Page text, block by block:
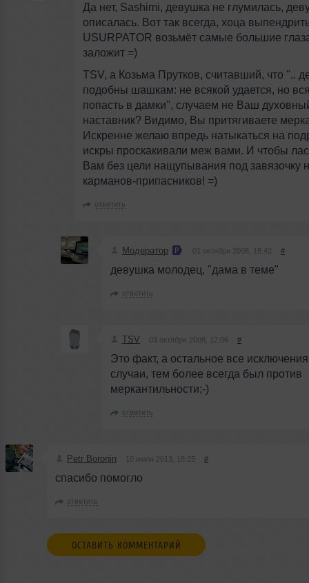
Да нет, Sashimi, девушка не глумилась,
описалась. Вот так всегда, хоца
USURPATOR возьмёт самые большие
заложит =)
TSV, а Козьма Прутков, считавший, что "..
подобны шашкам: не всякой удается, но
попасть в дамки'', случаем не Ваш
наставник? Видимо, Вы притягиваете
Искренне желаю впредь натыкаться на
искры проскакивали меж вами. И чтобы
Вам без цели нащупывания под завязочку
карманов-припасников! =)
ответить
Модератор 01 октября 2008, 18:42 #
девушка молодец, "дама в теме"
ответить
TSV 03 октября 2008, 12:06 #
Это факт, а остальное все
случаи, тем более всегда был против
меркантильности;-)
ответить
Petr Boronin 10 июля 2013, 18:25 #
спасибо помогло
ответить
ОСТАВИТЬ КОММЕНТАРИЙ